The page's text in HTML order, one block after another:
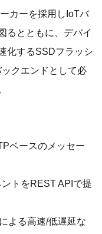
カーを採用しIoTバ
るとともに、デバイ
化するSSDフラッシ
クエンドとして必
ベースのメッセー
トをREST APIで提
よる高速/低遅延な